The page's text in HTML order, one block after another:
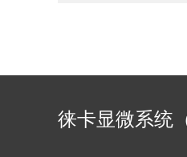
徕卡显微系统